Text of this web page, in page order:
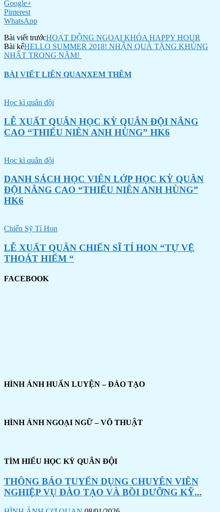
Google+
Pinterest
WhatsApp
Bài viết trướcHOẠT ĐỘNG NGOẠI KHÓA HAPPY HOUR
Bài kếHELLO SUMMER 2018! NHẬN QUÀ TẶNG KHỦNG
NHẤT TRONG NĂM!
BÀI VIẾT LIÊN QUANXEM THÊM
Học kì quân đội
LỄ XUẤT QUÂN HỌC KỲ QUÂN ĐỘI NÂNG
CAO “THIẾU NIÊN ANH HÙNG” HK6
Học kì quân đội
DANH SÁCH HỌC VIÊN LỚP HỌC KỲ QUÂN
ĐỘI NÂNG CAO “THIẾU NIÊN ANH HÙNG”
HK6
Chiến Sỹ Tí Hon
LỄ XUẤT QUÂN CHIẾN SĨ TÍ HON “TỰ VỆ
THOÁT HIỂM “
FACEBOOK
HÌNH ẢNH HUẤN LUYỆN – ĐÀO TẠO
HÌNH ẢNH NGOẠI NGỮ – VÕ THUẬT
TÌM HIỂU HỌC KỲ QUÂN ĐỘI
THÔNG BÁO TUYỂN DỤNG CHUYÊN VIÊN
NGHIỆP VỤ ĐÀO TẠO VÀ BỒI DƯỠNG KỸ...